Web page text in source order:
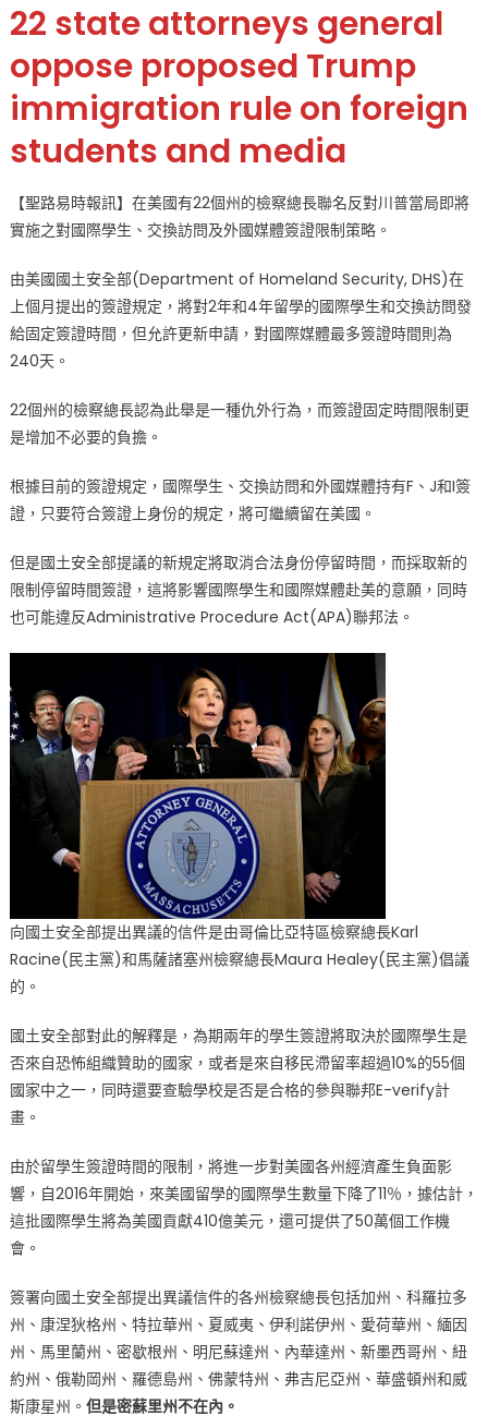
個
檢
察
總
長
名
反
川
普
當
局
國
際
簽
證
略〉
中
22 state attorneys general
oppose proposed Trump
immigration rule on foreign
students and media
【聖路易時報訊】在美國有22個州的檢察總長聯名反對川普當局即將
實施之對國際學生、交換訪問及外國媒體簽證限制策略。
由美國國土安全部(Department of Homeland Security, DHS)在
上個月提出的簽證規定，將對2年和4年留學的國際學生和交換訪問發
給固定簽證時間，但允許更新申請，對國際媒體最多簽證時間則為
240天。
22個州的檢察總長認為此舉是一種仇外行為，而簽證固定時間限制更
是增加不必要的負擔。
根據目前的簽證規定，國際學生、交換訪問和外國媒體持有F、J和I簽
證，只要符合簽證上身份的規定，將可繼續留在美國。
但是國土安全部提議的新規定將取消合法身份停留時間，而採取新的
限制停留時間簽證，這將影響國際學生和國際媒體赴美的意願，同時
也可能違反Administrative Procedure Act(APA)聯邦法。
向國土安全部提出異議的信件是由哥倫比亞特區檢察總長Karl
Racine(民主黨)和馬薩諸塞州檢察總長Maura Healey(民主黨)倡議
的。
國土安全部對此的解釋是，為期兩年的學生簽證將取決於國際學生是
否來自恐怖組織贊助的國家，或者是來自移民滯留率超過10%的55個
國家中之一，同時還要查驗學校是否是合格的參與聯邦E-verify計
畫。
由於留學生簽證時間的限制，將進一步對美國各州經濟產生負面影
響，自2016年開始，來美國留學的國際學生數量下降了11％，據估計，
這批國際學生將為美國貢獻410億美元，還可提供了50萬個工作機
會。
簽署向國土安全部提出異議信件的各州檢察總長包括加州、科羅拉多
州、康涅狄格州、特拉華州、夏威夷、伊利諾伊州、愛荷華州、緬因
州、馬里蘭州、密歇根州、明尼蘇達州、內華達州、新墨西哥州、紐
約州、俄勒岡州、羅德島州、佛蒙特州、弗吉尼亞州、華盛頓州和威
斯康星州。 但是密蘇里州不在內。